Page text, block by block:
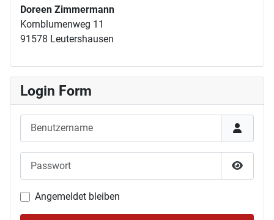
Doreen Zimmermann
Kornblumenweg 11
91578 Leutershausen
Login Form
Benutzername
Angemeldet bleiben